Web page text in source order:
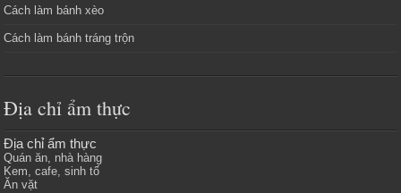
Cách làm bánh xèo
Cách làm bánh tráng trộn
Địa chỉ ẩm thực
Địa chỉ ẩm thực
Quán ăn, nhà hàng
Kem, cafe, sinh tố
Ăn vặt